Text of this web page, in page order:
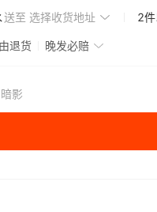
送至 选择收货地址 2
退货 晚发必赔
暗影